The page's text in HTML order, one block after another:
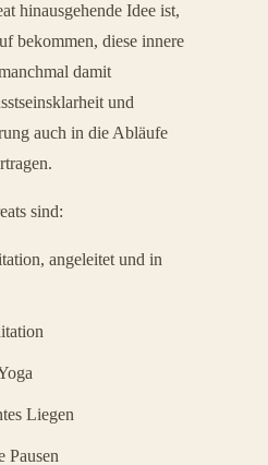
hinausgehende Idee ist,
bekommen, diese innere
damit
und
auch in die Abläufe
sind:
angeleitet und in
Liegen
Pausen